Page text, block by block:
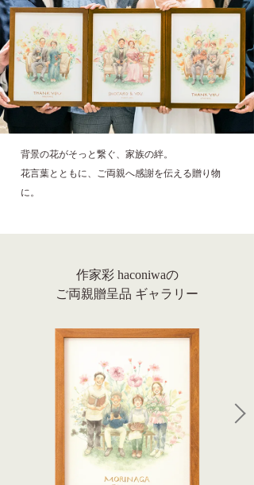
背景の花がそっと繋ぐ、家族の絆。
花言葉とともに、ご両親へ感謝を伝える贈り物
に。
作家彩 haconiwaの
ご両親贈呈品 ギャラリー